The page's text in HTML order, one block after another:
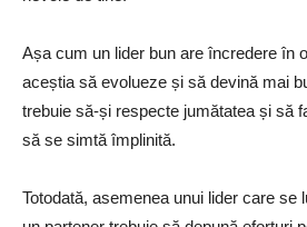
Așa cum un lider bun are încredere în
aceștia să evolueze și să devină mai
trebuie să-și respecte jumătatea și să
să se simtă împlinită.
Totodată, asemenea unui lider care se